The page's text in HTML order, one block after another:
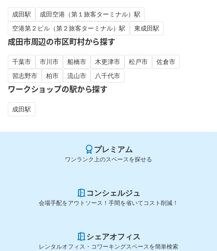
成田駅
成田空港（第１旅客ターミナル）駅
空港第２ビル（第２旅客ターミナル）駅
東成田駅
成田市周辺の市区町村から探す
千葉市 市川市 船橋市 木更津市 松戸市
佐倉市
習志野市
柏市 流山市 八千代市
ワークショップの駅から探す
成田駅
プレミアム
ワンランク上のスペースを探せる
コンシェルジュ
会場手配をアウトソース！手間を省いてコスト削減！
シェアオフィス
レンタルオフィス・コワーキングスペースを簡単検索